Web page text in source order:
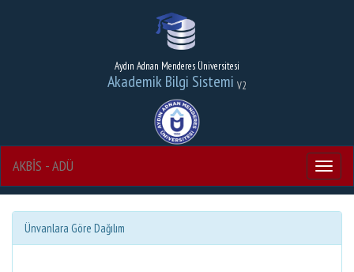
Aydın Adnan Menderes Üniversitesi
Akademik Bilgi Sistemi V2
Menu
AKBİS - ADÜ
Ünvanlara Göre Dağılım